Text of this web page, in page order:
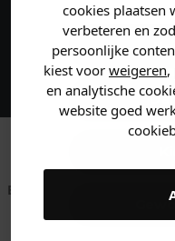
cookies plaatsen
verbeteren en
persoonlijke
kiest voor weigeren,
en analytische
website goed
Maak een
korting op
Betaal achteraf met
is